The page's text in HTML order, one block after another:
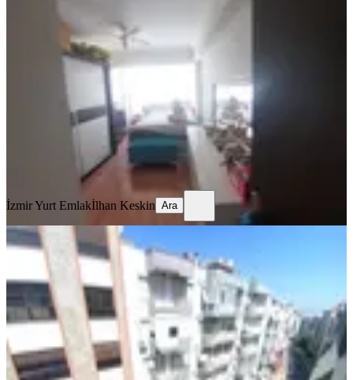
Balçova, Fevzi Çakmak Mahallesi
29.07.2026
8.500.000 ₺
İlhan Keskin
İzmir Yurt Emlakİlhan Keskin Ara
MANZARALI
Balçova Ata Caddesi Üzerinde
Asansörlü 3+1 Satılık Daire
Balçova, Çetin Emeç Mahallesi
3+1· 135 m²·4. Kat·29.07.2026
6.500.000 ₺